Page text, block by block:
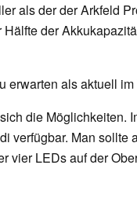
als der der Arkfeld
der
erwarten als aktuell im
die Möglichkeiten.
verfügbar. Man sollte
vier LEDs auf der